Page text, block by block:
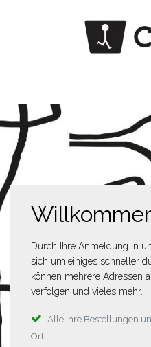
Durch Ihre Anmeldung in
sich um einiges schneller
können mehrere Adressen
verfolgen und vieles mehr.
Alle Ihre Bestellungen
Ort